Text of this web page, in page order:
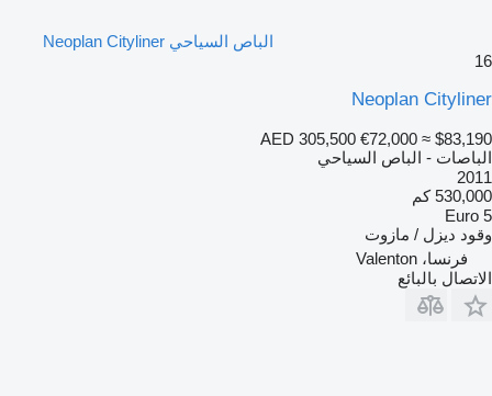
الباص السياحي Neoplan Cityliner
16
Neoplan Cityliner
AED 305,500 €72,000 ≈ $83,190
الباصات - الباص السياحي
2011
530,000 كم
Euro 5
وقود ديزل / مازوت
فرنسا، Valenton
الاتصال بالبائع